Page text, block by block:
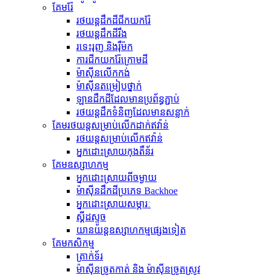
គែមរ៉ែ
រថយន្តដឹកដីជីកយករ៉ែ
រថយន្ត​ដឹក​ដី​រឹង
រទេះរុញ និងរ៉ឺម៉ក
ការជីកយករ៉ែក្រោមដី
ម៉ាស៊ីន​លើក​កង់
ម៉ាស៊ីន​តម្រៀប​ថ្នាក់
ឡានដឹកដីដែលមានប្រព័ន្ធភ្ជាប់
រថយន្ត​ដឹក​ទំនិញ​ដែល​មាន​សន្លាក់​
គែមរថយន្តសម្រាប់លើកដាក់ឥវ៉ាន់
រថយន្ត​សម្រាប់​លើក​ឥវ៉ាន់
អ្នកដោះស្រាយកុងតឺន័រ
គែមឧស្សាហកម្ម
អ្នកដោះស្រាយពីចម្ងាយ
ម៉ាស៊ីន​ដឹក​ដី​ប្រភេទ Backhoe
អ្នកដោះស្រាយសម្ភារៈ
ស្គីដស្ទូច
យានយន្តឧស្សាហកម្មផ្សេងទៀត
គែមកសិកម្ម
ត្រាក់ទ័រ
ម៉ាស៊ីនច្រូតកាត់ និង ម៉ាស៊ីនច្រូតស្រូវ